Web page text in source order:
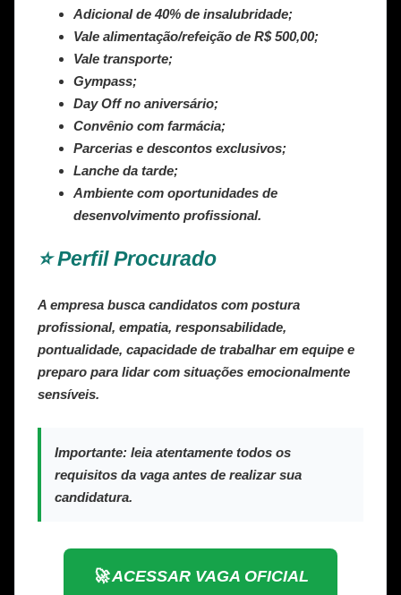
Adicional de 40% de insalubridade;
Vale alimentação/refeição de R$ 500,00;
Vale transporte;
Gympass;
Day Off no aniversário;
Convênio com farmácia;
Parcerias e descontos exclusivos;
Lanche da tarde;
Ambiente com oportunidades de
desenvolvimento profissional.
⭐ Perfil Procurado
A empresa busca candidatos com postura
profissional, empatia, responsabilidade,
pontualidade, capacidade de trabalhar em equipe e
preparo para lidar com situações emocionalmente
sensíveis.
Importante: leia atentamente todos os
requisitos da vaga antes de realizar sua
candidatura.
🚀 ACESSAR VAGA OFICIAL